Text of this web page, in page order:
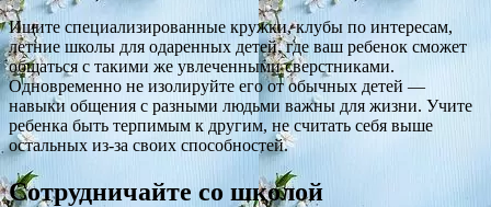
Ищите специализированные кружки, клубы по интересам,
летние школы для одаренных детей, где ваш ребенок сможет
общаться с такими же увлеченными сверстниками.
Одновременно не изолируйте его от обычных детей —
навыки общения с разными людьми важны для жизни. Учите
ребенка быть терпимым к другим, не считать себя выше
остальных из-за своих способностей.
Сотрудничайте со школой